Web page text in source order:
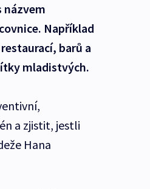
názvem
Například
barů a
mladistvých.
a zjistit, jestli
Hana